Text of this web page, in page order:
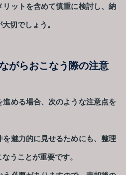
リットを含めて慎重に検討し、納
切でしょう。
がらおこなう際の注意
める場合、次のような注意点を
を魅力的に見せるためにも、整理
うことが重要です。